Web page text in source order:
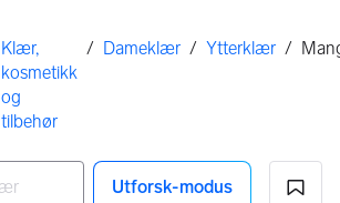
Klær,
kosmetikk
og
tilbehør
/ Dameklær / Ytterklær /
Utforsk-modus